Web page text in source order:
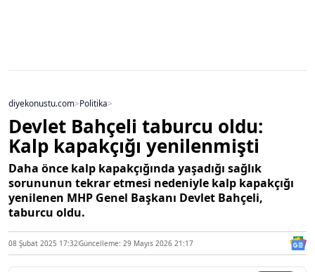
diyekonustu.com>Politika>
Devlet Bahçeli taburcu oldu:
Kalp kapakçığı yenilenmişti
Daha önce kalp kapakçığında yaşadığı sağlık
sorununun tekrar etmesi nedeniyle kalp kapakçığı
yenilenen MHP Genel Başkanı Devlet Bahçeli,
taburcu oldu.
08 Şubat 2025 17:32Güncelleme: 29 Mayıs 2026 21:17